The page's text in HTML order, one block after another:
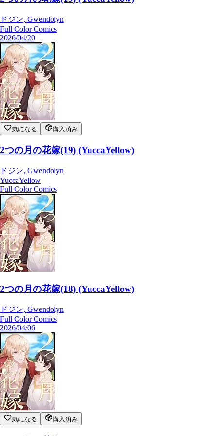
ドジン, Gwendolyn
Full Color Comics
2026/04/20
気になる 購入済み
2つの月の花嫁(19) (YuccaYellow)
ドジン, Gwendolyn
YuccaYellow
Full Color Comics
2つの月の花嫁(18) (YuccaYellow)
ドジン, Gwendolyn
Full Color Comics
2026/04/06
気になる 購入済み